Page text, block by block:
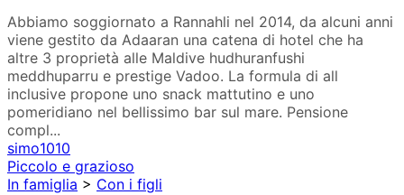
Abbiamo soggiornato a Rannahli nel 2014, da alcuni anni
viene gestito da Adaaran una catena di hotel che ha
altre 3 proprietà alle Maldive hudhuranfushi
meddhuparru e prestige Vadoo. La formula di all
inclusive propone uno snack mattutino e uno
pomeridiano nel bellissimo bar sul mare. Pensione
compl...
simo1010
Piccolo e grazioso
In famiglia > Con i figli